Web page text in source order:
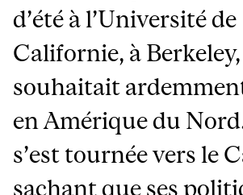
d’été à l’Université de
Californie, à
souhaitait
en Amérique du
s’est tournée vers le
sachant que ses